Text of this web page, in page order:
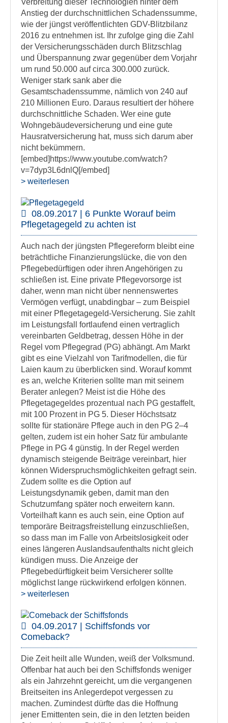
Verbreitung dieser Technologien hinter dem
Anstieg der durchschnittlichen Schadenssumme,
wie der jüngst veröffentlichten GDV-Blitzbilanz
2016 zu entnehmen ist. Ihr zufolge ging die Zahl
der Versicherungsschäden durch Blitzschlag
und Überspannung zwar gegenüber dem Vorjahr
um rund 50.000 auf circa 300.000 zurück.
Weniger stark sank aber die
Gesamtschadenssumme, nämlich von 240 auf
210 Millionen Euro. Daraus resultiert der höhere
durchschnittliche Schaden. Wer eine gute
Wohngebäudeversicherung und eine gute
Hausratversicherung hat, muss sich darum aber
nicht bekümmern.
[embed]https://www.youtube.com/watch?
v=7dyp3L6dnlQ[/embed]
> weiterlesen
08.09.2017 | 6 Punkte Worauf beim
Pflegetagegeld zu achten ist
Auch nach der jüngsten Pflegereform bleibt eine
beträchtliche Finanzierungslücke, die von den
Pflegebedürftigen oder ihren Angehörigen zu
schließen ist. Eine private Pflegevorsorge ist
daher, wenn man nicht über nennenswertes
Vermögen verfügt, unabdingbar – zum Beispiel
mit einer Pflegetagegeld-Versicherung. Sie zahlt
im Leistungsfall fortlaufend einen vertraglich
vereinbarten Geldbetrag, dessen Höhe in der
Regel vom Pflegegrad (PG) abhängt. Am Markt
gibt es eine Vielzahl von Tarifmodellen, die für
Laien kaum zu überblicken sind. Worauf kommt
es an, welche Kriterien sollte man mit seinem
Berater anlegen? Meist ist die Höhe des
Pflegetagegeldes prozentual nach PG gestaffelt,
mit 100 Prozent in PG 5. Dieser Höchstsatz
sollte für stationäre Pflege auch in den PG 2–4
gelten, zudem ist ein hoher Satz für ambulante
Pflege in PG 4 günstig. In der Regel werden
dynamisch steigende Beiträge vereinbart, hier
können Widerspruchsmöglichkeiten gefragt sein.
Zudem sollte es die Option auf
Leistungsdynamik geben, damit man den
Schutzumfang später noch erweitern kann.
Vorteilhaft kann es auch sein, eine Option auf
temporäre Beitragsfreistellung einzuschließen,
so dass man im Falle von Arbeitslosigkeit oder
eines längeren Auslandsaufenthalts nicht gleich
kündigen muss. Die Anzeige der
Pflegebedürftigkeit beim Versicherer sollte
möglichst lange rückwirkend erfolgen können.
> weiterlesen
04.09.2017 | Schiffsfonds vor
Comeback?
Die Zeit heilt alle Wunden, weiß der Volksmund.
Offenbar hat auch bei den Schiffsfonds weniger
als ein Jahrzehnt gereicht, um die vergangenen
Breitseiten ins Anlegerdepot vergessen zu
machen. Zumindest dürfte das die Hoffnung
jener Emittenten sein, die in den letzten beiden